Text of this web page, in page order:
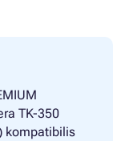
TK-350
kompatibilis